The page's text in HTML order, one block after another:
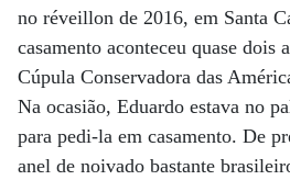
no réveillon de 2016, em Santa
casamento aconteceu quase dois
Cúpula Conservadora das
Na ocasião, Eduardo estava no
para pedi-la em casamento. De
anel de noivado bastante